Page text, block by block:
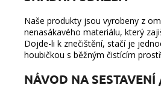
Naše produkty jsou vyrobeny z
nenasákavého materiálu, který
Dojde-li k znečištění, stačí je
houbičkou s běžným čistícím
NÁVOD NA